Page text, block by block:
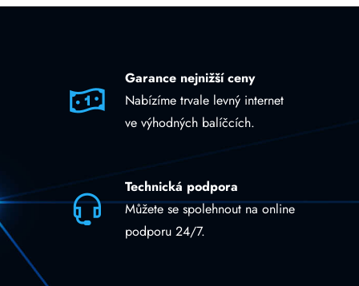
Garance nejnižší ceny
Nabízíme trvale levný internet
ve výhodných balíčcích.
Technická podpora
Můžete se spolehnout na online
podporu 24/7.